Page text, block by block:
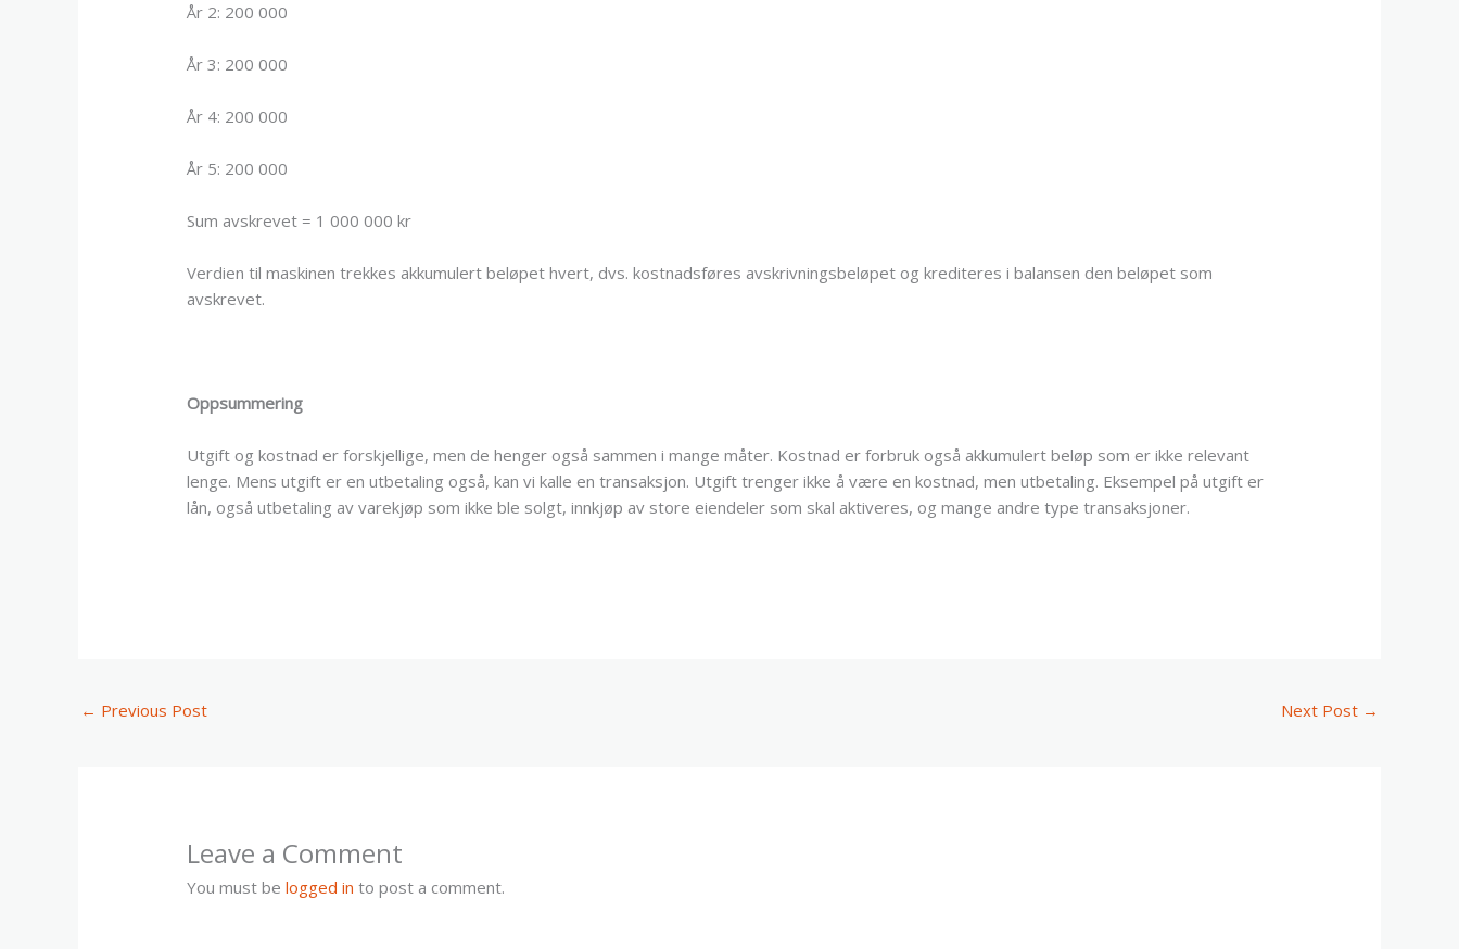
År 2: 200 000
År 3: 200 000
År 4: 200 000
År 5: 200 000
Sum avskrevet = 1 000 000 kr
Verdien til maskinen trekkes akkumulert beløpet hvert, dvs. kostnadsføres avskrivningsbeløpet og krediteres i balansen den beløpet som
avskrevet.
Oppsummering
Utgift og kostnad er forskjellige, men de henger også sammen i mange måter. Kostnad er forbruk også akkumulert beløp som er ikke relevant
lenge. Mens utgift er en utbetaling også, kan vi kalle en transaksjon. Utgift trenger ikke å være en kostnad, men utbetaling. Eksempel på utgift er
lån, også utbetaling av varekjøp som ikke ble solgt, innkjøp av store eiendeler som skal aktiveres, og mange andre type transaksjoner.
← Previous Post Next Post →
Leave a Comment
You must belogged in to post a comment.